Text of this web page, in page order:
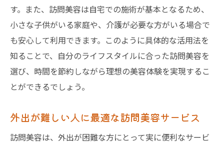
訪問美容サービス選びで失敗しないための
基本
東京都での訪問美容サービスの選定基準
口コミを活用した訪問美容業者の選び方
訪問美容の予約から施術までの流れを知ろ
信頼できる訪問美容師の見極め方
訪問美容サービス利用時の注意点と対策
す。また、訪問美容は自宅での施術が基本となるため、
小さな子供がいる家庭や、介護が必要な方がいる場合で
も安心して利用できます。このように具体的な活用法を
知ることで、自分のライフスタイルに合った訪問美容を
選び、時間を節約しながら理想の美容体験を実現するこ
とができるでしょう。
外出が難しい人に最適な訪問美容サービス
訪問美容は、外出が困難な方にとって実に便利なサービ